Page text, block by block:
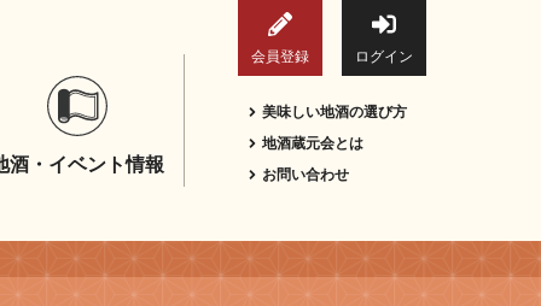
会員登録 ログイン
酒・イベント情報
美味しい地酒の選び方
地酒蔵元会とは
お問い合わせ